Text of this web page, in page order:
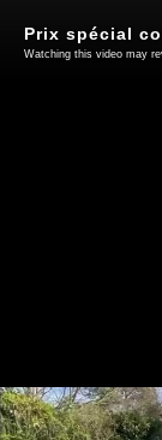
Watching this video may